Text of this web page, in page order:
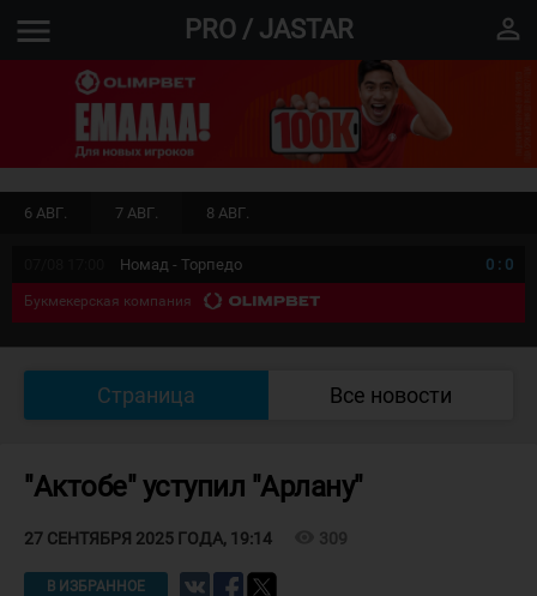
menu PRO / JASTAR perm_identity
6 АВГ. 7 АВГ. 8 АВГ.
Номад - Торпедо 0 : 0
Букмекерская компания
Страница Все новости
"Актобе" уступил "Арлану"
27 СЕНТЯБРЯ 2025 ГОДА, 19:14 309
В ИЗБРАННОЕ